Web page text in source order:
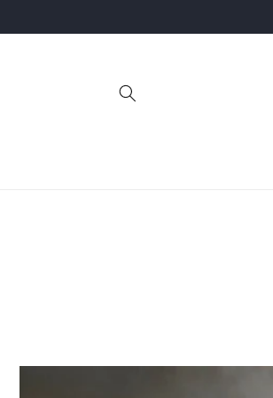
al contenido